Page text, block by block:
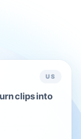
US
clips into